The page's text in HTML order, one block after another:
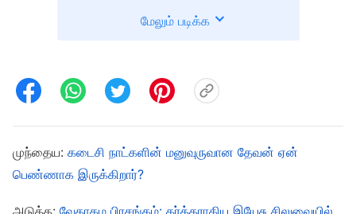
ராஜ்யத்துக்குள்ள பிரவேசிக்க முடியும்னு அர்த்தமா?
முதல்ல, மன்னிப்படைஞ்சவங்க நேரடியா ராஜ்யத்துக்குள்ள
பிரவேசிக்கலாங்கற கருத்துக்கு ஏதாவது வேத அடிப்பட
இருக்குதான்னு நாம பாக்கலாம். இதை ஆதரிக்க
கர்த்தருடைய வார்த்தைங்க ஏதாவது இருக்கா பாவங்கள்
மன்னிக்கப்பட்டவங்க நேரடியா பரலோக ராஜ்யத்துக்குள்ள
பிரிவேசிக்கலாம்னு கர்த்தராகிய இயேசு எப்போ
மேலும் படிக்க
முந்தைய: கடைசி நாட்களின் மனுவுருவான தேவன் ஏன்
பெண்ணாக இருக்கிறார்?
அடுத்த: வேதாகம பிரசங்கம்: கர்த்தராகிய இயேசு சிலுவையில்